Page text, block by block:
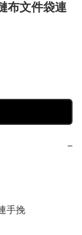
布文件袋連
−
手挽